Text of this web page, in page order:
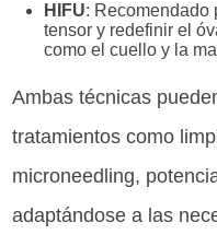
HIFU: Recomendado
tensor y redefinir el
como el cuello y la
Ambas técnicas
tratamientos como
microneedling,
adaptándose a las